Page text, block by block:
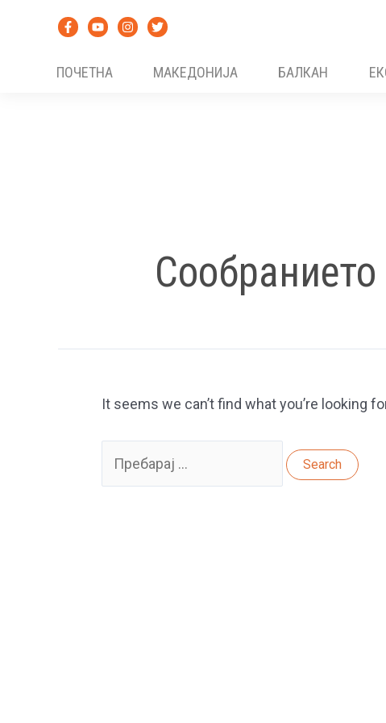
ПОЧЕТНА
МАКЕДОНИЈА БАЛКАН
Сообранието
It seems we can’t find what you’re looking
for: